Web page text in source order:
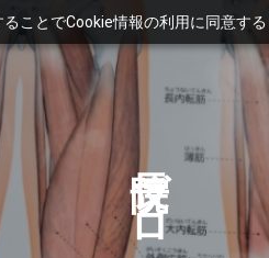
ことでCookie情報の利用に同意す
ブ
ロ